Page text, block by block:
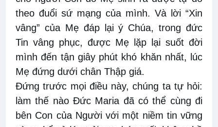
theo đuổi sứ mạng của mình. Và lời “Xin
vâng” của Mẹ đáp lại ý Chúa, trong đức
Tin vâng phục, được Mẹ lặp lại suốt đời
mình đến tận giây phút khó khăn nhất, lúc
Mẹ đứng dưới chân Thập giá.
Đứng trước mọi điều này, chúng ta tự hỏi:
làm thế nào Đức Maria đã có thể cùng đi
bên Con của Người với một niềm tin vững